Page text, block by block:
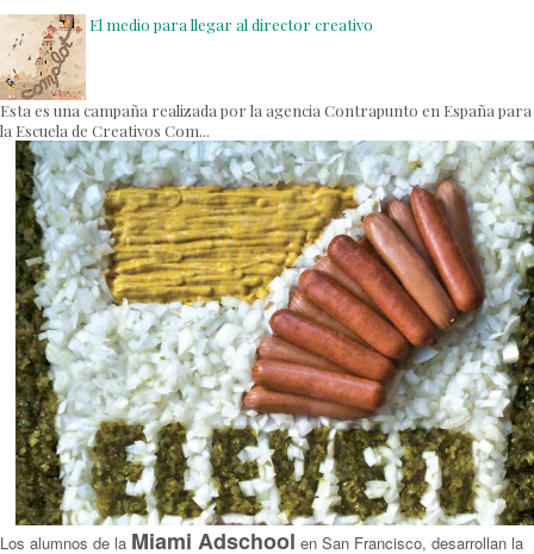
El medio para llegar al director creativo
Esta es una campaña realizada por la agencia Contrapunto en España para
la Escuela de Creativos Com...
Los alumnos de la Miami Adschool en San Francisco, desarrollan la